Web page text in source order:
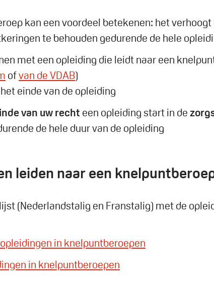
kan een voordeel betekenen: het
te behouden gedurende de hele
met een opleiding die leidt naar een
ofvan de VDAB)
einde van de opleiding
van uw recht een opleiding start in de
de hele duur van de opleiding
leiden naar een
(Nederlandstalig en Franstalig) met de
in knelpuntberoepen
in knelpuntberoepen